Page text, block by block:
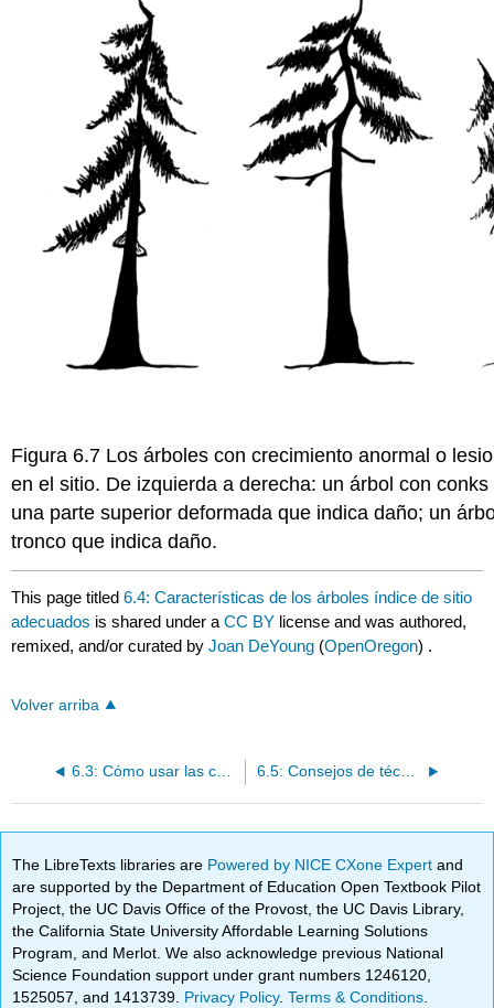
Figura 6.7 Los árboles con crecimiento anormal o
en el sitio. De izquierda a derecha: un árbol con
una parte superior deformada que indica daño; un
tronco que indica daño.
This page titled6.4: Características de los árboles índice de sitio
adecuados is shared under aCC BY license and was authored,
remixed, and/or curated byJoan DeYoung (OpenOregon) .
Volver arriba
6.3: Cómo usar las curvas de índice del sitio 6.5: Consejos de técnicas de campo para determinar el índice del sitio
The LibreTexts libraries are Powered by NICE CXone Expertand
are supported by the Department of Education Open Textbook Pilot
Project, the UC Davis Office of the Provost, the UC Davis Library,
the California State University Affordable Learning Solutions
Program, and Merlot. We also acknowledge previous National
Science Foundation support under grant numbers 1246120,
1525057, and 1413739. Privacy Policy.Terms & Conditions